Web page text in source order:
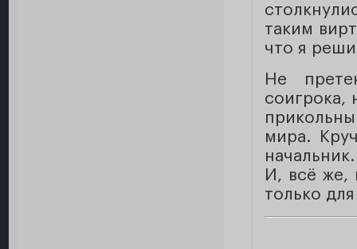
таким
что я
Не
соигрока,
мира.
начальник.
И, всё же,
только